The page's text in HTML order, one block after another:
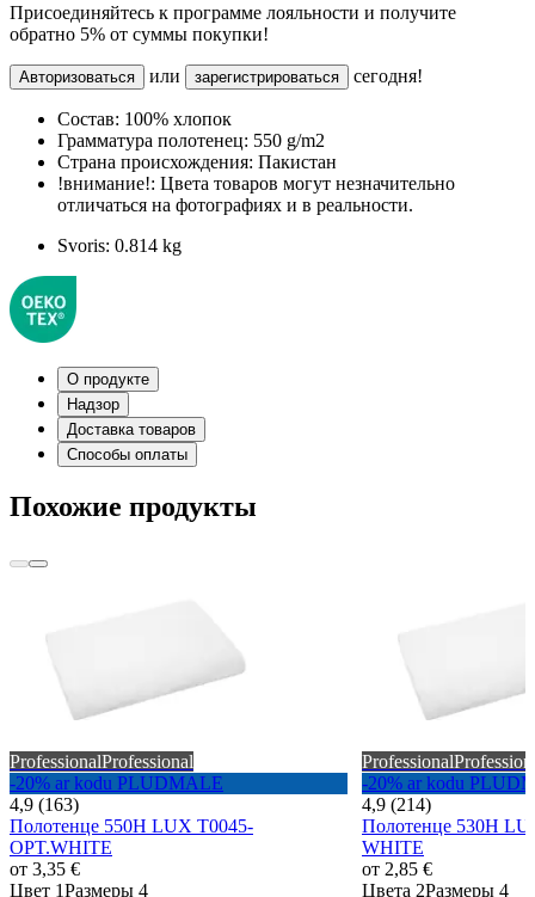
Присоединяйтесь к программе лояльности и получите
обратно 5% от суммы покупки!
Авторизоваться или зарегистрироваться сегодня!
Состав: 100% хлопок
Грамматура полотенец: 550 g/m2
Страна происхождения: Пакистан
!внимание!: Цвета товаров могут незначительно
отличаться на фотографиях и в реальности.
Svoris: 0.814 kg
О продукте
Надзор
Доставка товаров
Способы оплаты
Похожие продукты
ProfessionalProfessional
-20% ar kodu PLUDMALE
4,9 (163)
Полотенце 550H LUX T0045-
OPT.WHITE
от 3,35 €
Цвет 1Размеры 4
Professional
-20% ar kodu
4,9 (214)
Полотенце 530H
WHITE
от 2,85 €
Цвета 2Размеры 4